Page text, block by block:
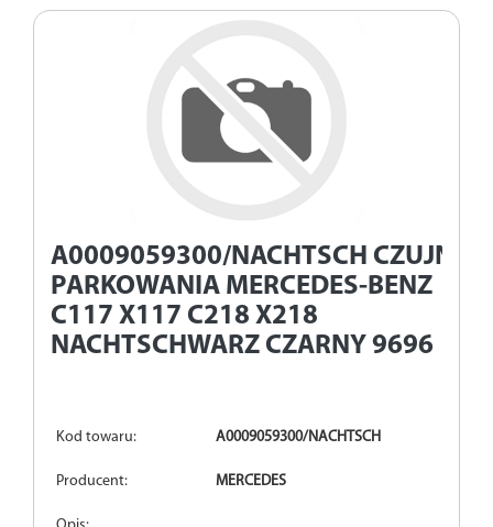
A0009059300/NACHTSCH CZUJNIK
PARKOWANIA MERCEDES-BENZ
C117 X117 C218 X218
NACHTSCHWARZ CZARNY 9696
Kod towaru: A0009059300/NACHTSCH
Producent: MERCEDES